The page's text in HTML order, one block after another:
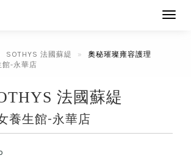
SOTHYS 法國蘇緹
奧秘璀璨雍容護理
-永華店
法國蘇緹
養生館-永華店